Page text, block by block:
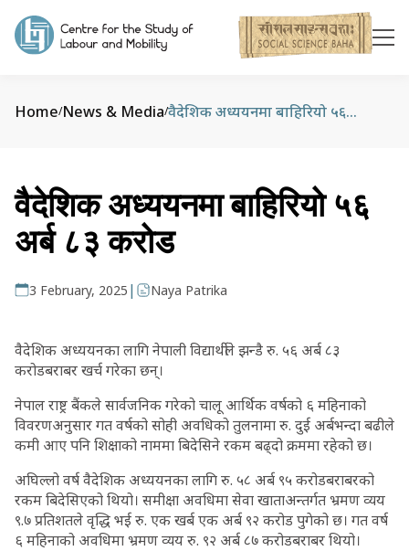
Home/News & Media/ वैदेशिक अध्ययनमा बाहिरियो ५६ अर्ब ८३ करोड
वैदेशिक अध्ययनमा बाहिरियो ५६
अर्ब ८३ करोड
3 February, 2025 | Naya Patrika
वैदेशिक अध्ययनका लागि नेपाली विद्यार्थीले झन्डै रु. ५६ अर्ब ८३
करोडबराबर खर्च गरेका छन्।
नेपाल राष्ट्र बैंकले सार्वजनिक गरेको चालू आर्थिक वर्षको ६ महिनाको
विवरणअनुसार गत वर्षको सोही अवधिको तुलनामा रु. दुई अर्बभन्दा बढीले
कमी आए पनि शिक्षाको नाममा बिदेसिने रकम बढ्दो क्रममा रहेको छ।
अघिल्लो वर्ष वैदेशिक अध्ययनका लागि रु. ५८ अर्ब ९५ करोडबराबरको
रकम बिदेसिएको थियो। समीक्षा अवधिमा सेवा खाताअन्तर्गत भ्रमण व्यय
९.७ प्रतिशतले वृद्धि भई रु. एक खर्ब एक अर्ब ९२ करोड पुगेको छ। गत वर्ष
६ महिनाको अवधिमा भ्रमण व्यय रु. ९२ अर्ब ८७ करोडबराबर थियो।